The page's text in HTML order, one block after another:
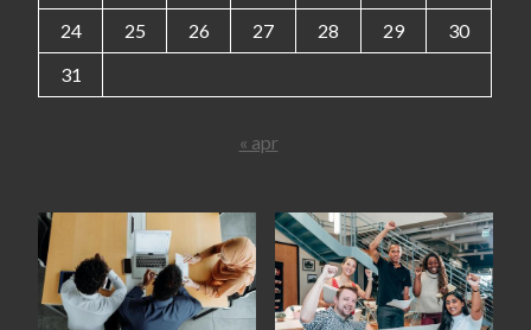
24
25 26 27 28 29
30
31
« apr